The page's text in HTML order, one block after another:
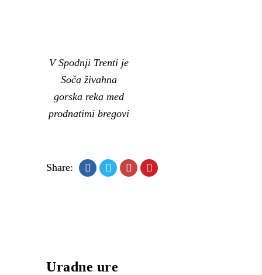
V Spodnji Trenti je
Soča živahna
gorska reka med
prodnatimi bregovi
Share:
Uradne ure